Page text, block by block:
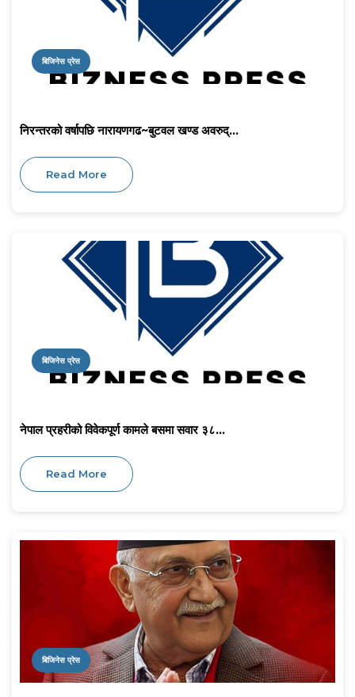
बिजिनेस प्रेस
निरन्तरको वर्षापछि नारायणगढ~बुटवल खण्ड अवरुद्...
Read More
बिजिनेस प्रेस
नेपाल प्रहरीको विवेकपूर्ण कामले बसमा सवार ३८...
Read More
बिजिनेस प्रेस